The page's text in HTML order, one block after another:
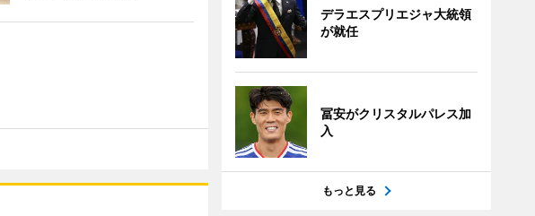
デラエスプリエジャ大統領
が就任
冨安がクリスタルパレス加
入
もっと見る